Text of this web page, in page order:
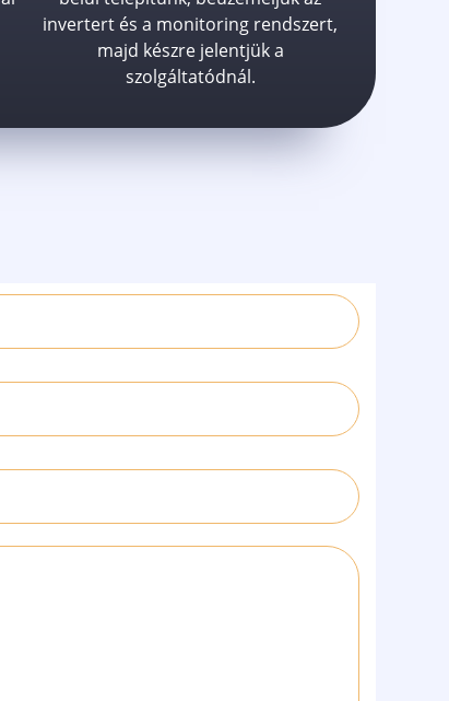
invertert és a monitoring rendszert,
majd készre jelentjük a
szolgáltatódnál.